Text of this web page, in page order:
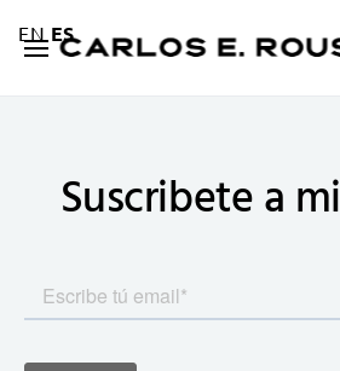
Suscribete a mi
EN ES